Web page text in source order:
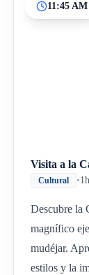
11:45 AM
Visita a la
Cultural •
Descubre la
magnífico
mudéjar.
estilos y la